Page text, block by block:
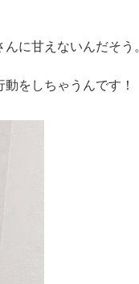
に甘えないんだそう。
をしちゃうんです！